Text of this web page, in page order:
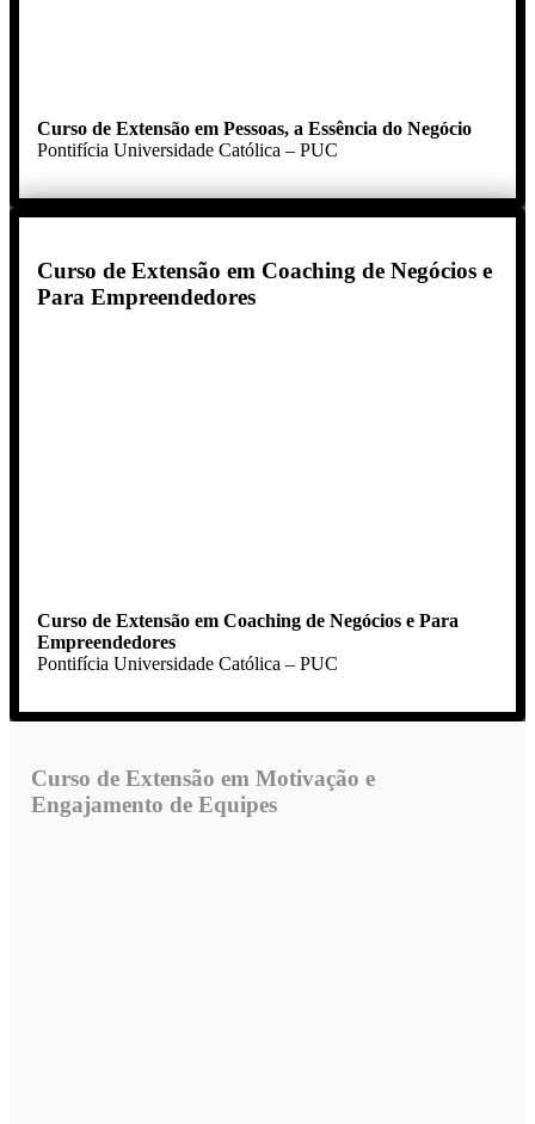
Curso de Extensão em Pessoas, a Essência do Negócio
Pontifícia Universidade Católica – PUC
Curso de Extensão em Coaching de Negócios e
Para Empreendedores
Curso de Extensão em Coaching de Negócios e Para
Empreendedores
Pontifícia Universidade Católica – PUC
Curso de Extensão em Motivação e
Engajamento de Equipes